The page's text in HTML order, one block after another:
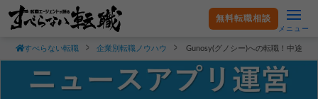
無料転職相談
メニュー
すべらない転職 企業別転職ノウハウ Gunosy(グノシー)への転職！中途採